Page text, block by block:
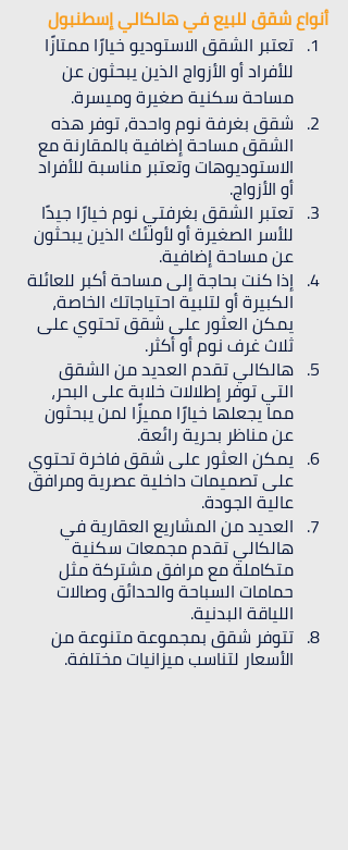
أنواع شقق للبيع في هالكالي إسطنبول
تعتبر الشقق الاستوديو خيارًا ممتازًا
للأفراد أو الأزواج الذين يبحثون عن
مساحة سكنية صغيرة وميسرة.
شقق بغرفة نوم واحدة، توفر هذه
الشقق مساحة إضافية بالمقارنة مع
الاستوديوهات وتعتبر مناسبة للأفراد
أو الأزواج.
تعتبر الشقق بغرفتي نوم خيارًا جيدًا
للأسر الصغيرة أو لأولئك الذين يبحثون
عن مساحة إضافية.
إذا كنت بحاجة إلى مساحة أكبر للعائلة
الكبيرة أو لتلبية احتياجاتك الخاصة،
يمكن العثور على شقق تحتوي على
ثلاث غرف نوم أو أكثر.
هالكالي تقدم العديد من الشقق
التي توفر إطلالات خلابة على البحر،
مما يجعلها خيارًا مميزًا لمن يبحثون
عن مناظر بحرية رائعة.
يمكن العثور على شقق فاخرة تحتوي
على تصميمات داخلية عصرية ومرافق
عالية الجودة.
العديد من المشاريع العقارية في
هالكالي تقدم مجمعات سكنية
متكاملة مع مرافق مشتركة مثل
حمامات السباحة والحدائق وصالات
اللياقة البدنية.
تتوفر شقق بمجموعة متنوعة من
الأسعار لتناسب ميزانيات مختلفة.